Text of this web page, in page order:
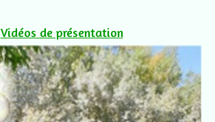
Vidéos de présentation